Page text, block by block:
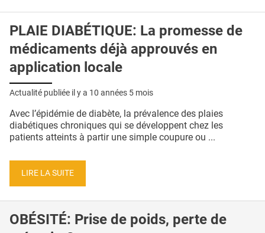
PLAIE DIABÉTIQUE: La promesse de
médicaments déjà approuvés en
application locale
Actualité publiée il y a 10 années 5 mois
Avec l’épidémie de diabète, la prévalence des plaies
diabétiques chroniques qui se développent chez les
patients atteints à partir une simple coupure ou ...
LIRE LA SUITE
OBÉSITÉ: Prise de poids, perte de